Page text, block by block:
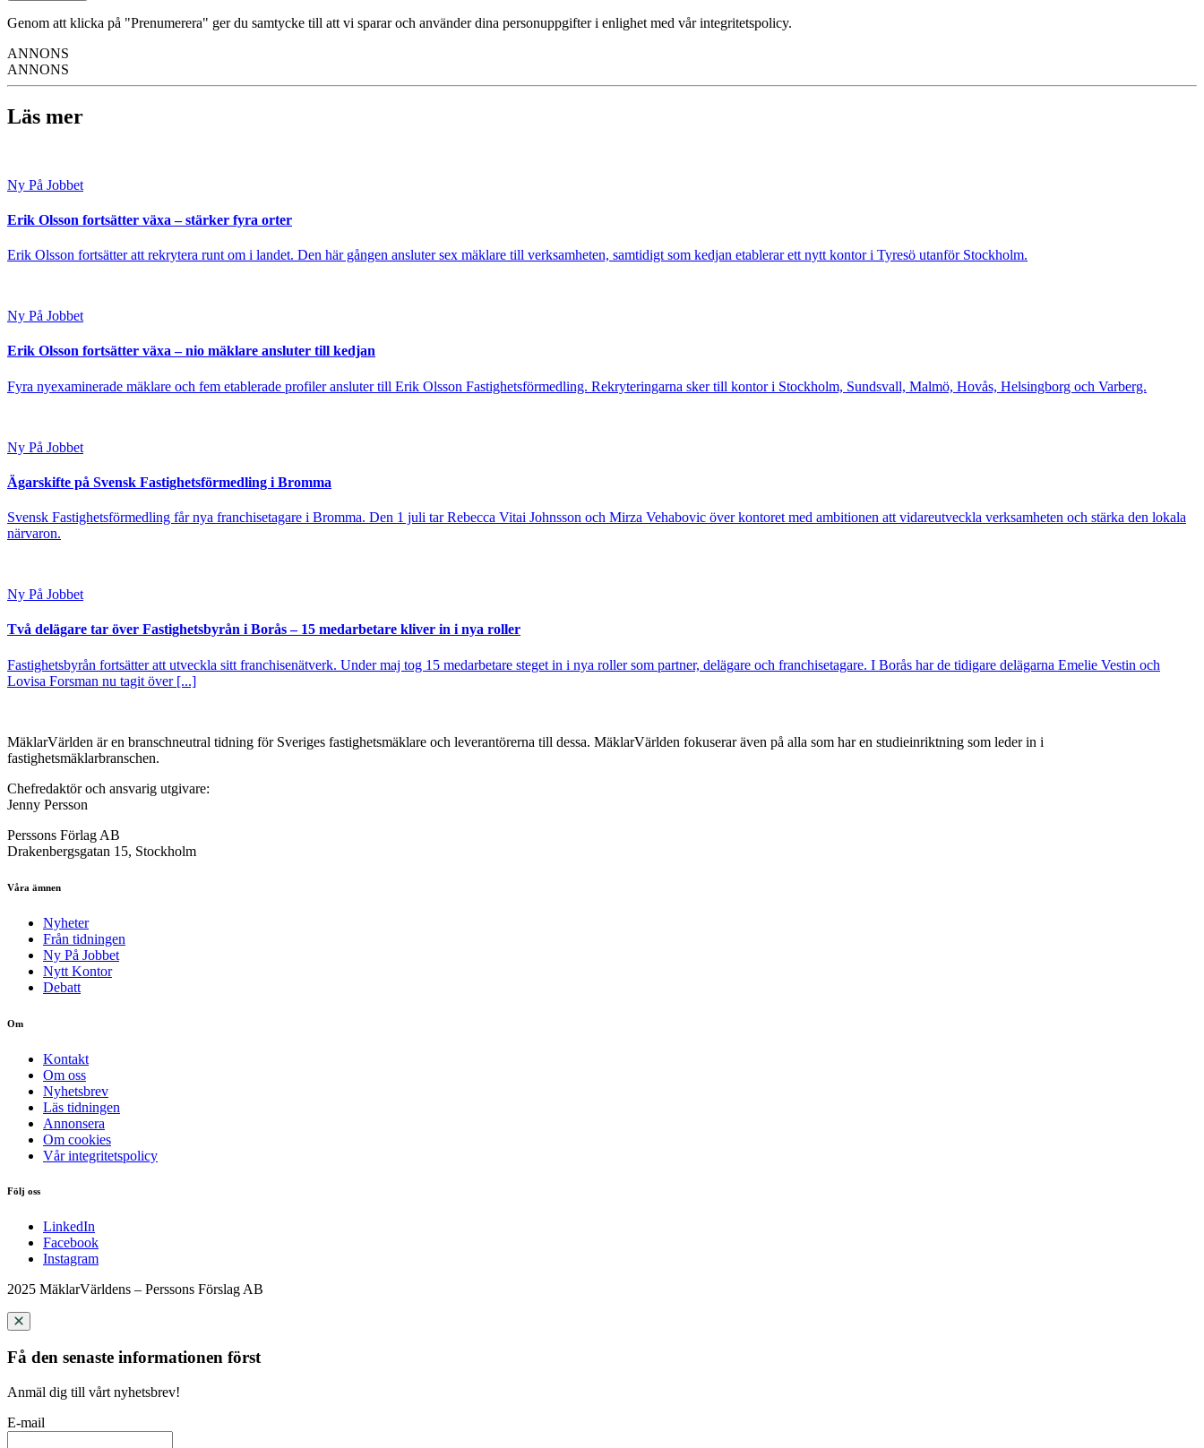
Genom att klicka på "Prenumerera" ger du samtycke till att vi sparar och använder dina personuppgifter i enlighet med vår integritetspolicy.
ANNONS
ANNONS
Läs mer
Ny På Jobbet
Erik Olsson fortsätter växa – stärker fyra orter
Erik Olsson fortsätter att rekrytera runt om i landet. Den här gången ansluter sex mäklare till verksamheten, samtidigt som kedjan etablerar ett nytt kontor i Tyresö utanför Stockholm.
Ny På Jobbet
Erik Olsson fortsätter växa – nio mäklare ansluter till kedjan
Fyra nyexaminerade mäklare och fem etablerade profiler ansluter till Erik Olsson Fastighetsförmedling. Rekryteringarna sker till kontor i Stockholm, Sundsvall, Malmö, Hovås, Helsingborg och Varberg.
Ny På Jobbet
Ägarskifte på Svensk Fastighetsförmedling i Bromma
Svensk Fastighetsförmedling får nya franchisetagare i Bromma. Den 1 juli tar Rebecca Vitai Johnsson och Mirza Vehabovic över kontoret med ambitionen att vidareutveckla verksamheten och stärka den lokala
närvaron.
Ny På Jobbet
Två delägare tar över Fastighetsbyrån i Borås – 15 medarbetare kliver in i nya roller
Fastighetsbyrån fortsätter att utveckla sitt franchisenätverk. Under maj tog 15 medarbetare steget in i nya roller som partner, delägare och franchisetagare. I Borås har de tidigare delägarna Emelie Vestin och
Lovisa Forsman nu tagit över [...]
MäklarVärlden är en branschneutral tidning för Sveriges fastighetsmäklare och leverantörerna till dessa. MäklarVärlden fokuserar även på alla som har en studieinriktning som leder in i
fastighetsmäklarbranschen.
Chefredaktör och ansvarig utgivare:
Jenny Persson
Perssons Förlag AB
Drakenbergsgatan 15, Stockholm
Våra ämnen
Nyheter
Från tidningen
Ny På Jobbet
Nytt Kontor
Debatt
Om
Kontakt
Om oss
Nyhetsbrev
Läs tidningen
Annonsera
Om cookies
Vår integritetspolicy
Följ oss
LinkedIn
Facebook
Instagram
2025 MäklarVärldens – Perssons Förslag AB
Få den senaste informationen först
Anmäl dig till vårt nyhetsbrev!
E-mail